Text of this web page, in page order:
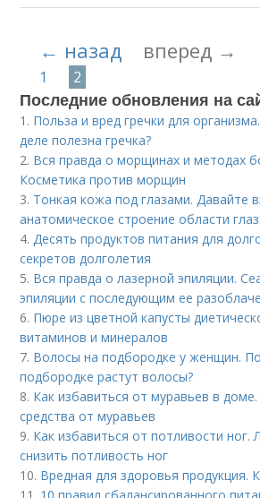
← назад вперед →
1 2
Последние обновления на
1. Польза и вред гречки для
деле полезна гречка?
2. Вся правда о морщинах и методах
Косметика против морщин
3. Тонкая кожа под глазами. Давайте
анатомическое строение области глаз.
4.Десять продуктов питания для
секретов долголетия
5. Вся правда о лазерной эпиляции.
эпиляции с последующим ее
6. Пюре из цветной капусты
витаминов и минералов
7. Волосы на подбородке у женщин.
подбородке растут волосы?
8. Как избавиться от муравьев в
средства от муравьев
9. Как избавиться от потливости ног.
снизить потливость ног
10. Вредная для здоровья продукция.